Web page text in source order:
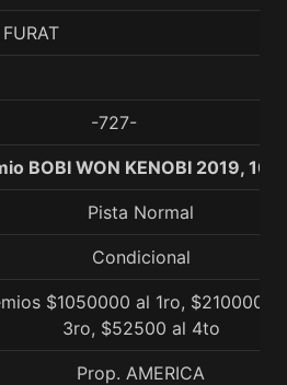
-727-
BOBI WON KENOBI 2019,
Pista Normal
Condicional
$1050000 al 1ro, $210000
3ro, $52500 al 4to
Prop. AMERICA